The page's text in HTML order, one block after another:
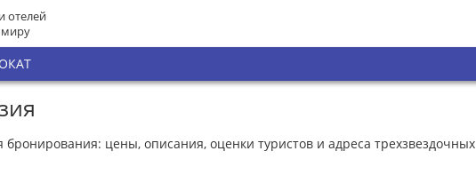
отелей
миру
цены, описания, оценки туристов и адреса трехзвездочных